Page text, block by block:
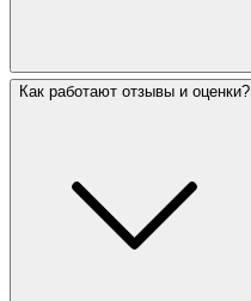
Как работают отзывы и оценки?